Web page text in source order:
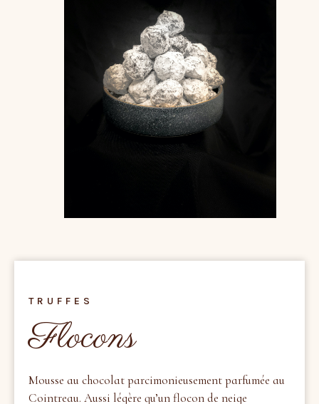
TRUFFES
Flocons
Mousse au chocolat parcimonieusement parfumée au
Cointreau. Aussi légère qu’un flocon de neige